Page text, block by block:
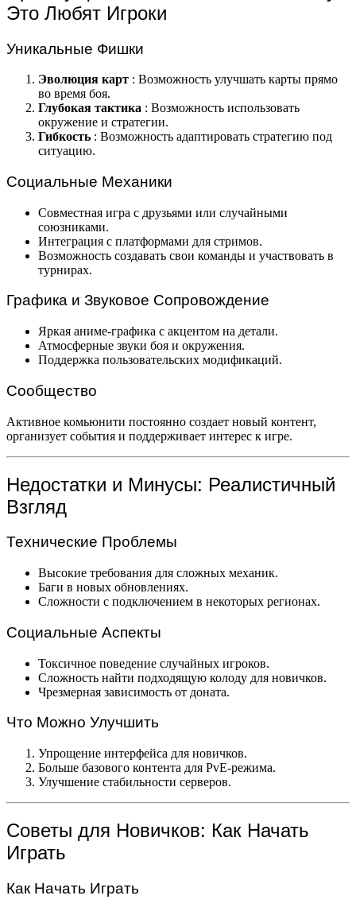
Это Любят Игроки
Уникальные Фишки
Эволюция карт : Возможность улучшать карты прямо
во время боя.
Глубокая тактика : Возможность использовать
окружение и стратегии.
Гибкость : Возможность адаптировать стратегию под
ситуацию.
Социальные Механики
Совместная игра с друзьями или случайными
союзниками.
Интеграция с платформами для стримов.
Возможность создавать свои команды и участвовать в
турнирах.
Графика и Звуковое Сопровождение
Яркая аниме-графика с акцентом на детали.
Атмосферные звуки боя и окружения.
Поддержка пользовательских модификаций.
Сообщество
Активное комьюнити постоянно создает новый контент,
организует события и поддерживает интерес к игре.
Недостатки и Минусы: Реалистичный
Взгляд
Технические Проблемы
Высокие требования для сложных механик.
Баги в новых обновлениях.
Сложности с подключением в некоторых регионах.
Социальные Аспекты
Токсичное поведение случайных игроков.
Сложность найти подходящую колоду для новичков.
Чрезмерная зависимость от доната.
Что Можно Улучшить
Упрощение интерфейса для новичков.
Больше базового контента для PvE-режима.
Улучшение стабильности серверов.
Советы для Новичков: Как Начать
Играть
Как Начать Играть